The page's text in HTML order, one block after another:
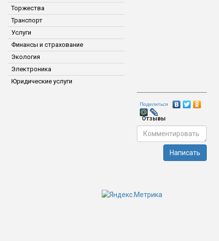
Торжества
Транспорт
Услуги
Финансы и страхование
Экология
Электроника
Юридические услуги
Поделиться
Отзывы
Написать